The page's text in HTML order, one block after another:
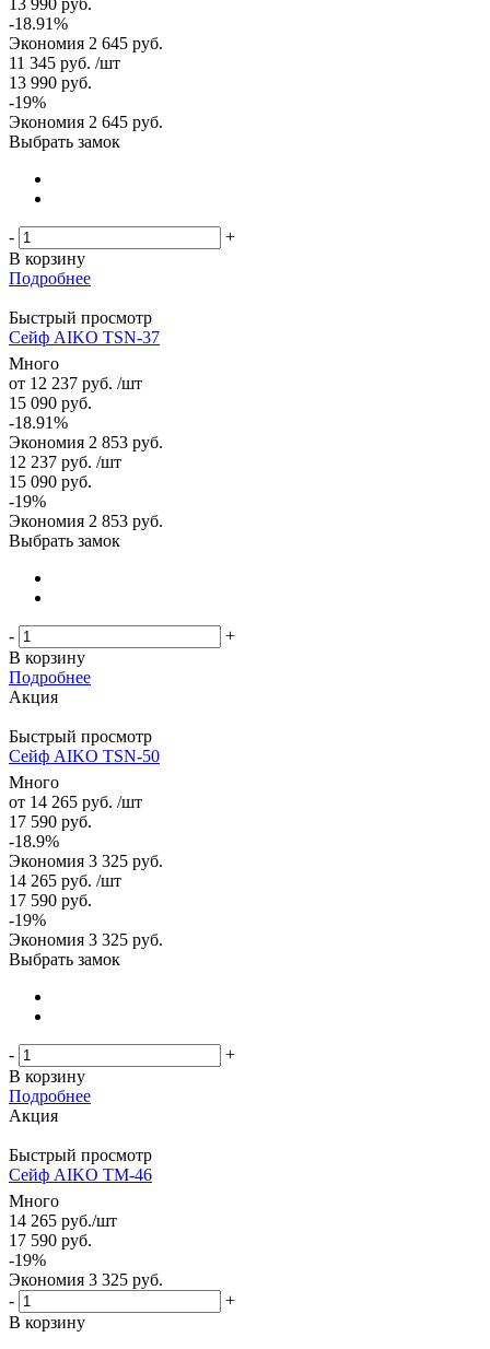
-18.91%
Экономия 2 645 руб.
11 345 руб. /шт
13 990 руб.
-19%
Экономия 2 645 руб.
Выбрать замок
-
+
В корзину
Подробнее
Быстрый просмотр
Сейф AIKO TSN-37
Много
от 12 237 руб. /шт
15 090 руб.
-18.91%
Экономия 2 853 руб.
12 237 руб. /шт
15 090 руб.
-19%
Экономия 2 853 руб.
Выбрать замок
-
+
В корзину
Подробнее
Акция
Быстрый просмотр
Сейф AIKO TSN-50
Много
от 14 265 руб. /шт
17 590 руб.
-18.9%
Экономия 3 325 руб.
14 265 руб. /шт
17 590 руб.
-19%
Экономия 3 325 руб.
Выбрать замок
-
+
В корзину
Подробнее
Акция
Быстрый просмотр
Сейф AIKO TM-46
Много
14 265 руб./шт
17 590 руб.
-19%
Экономия 3 325 руб.
-
+
В корзину